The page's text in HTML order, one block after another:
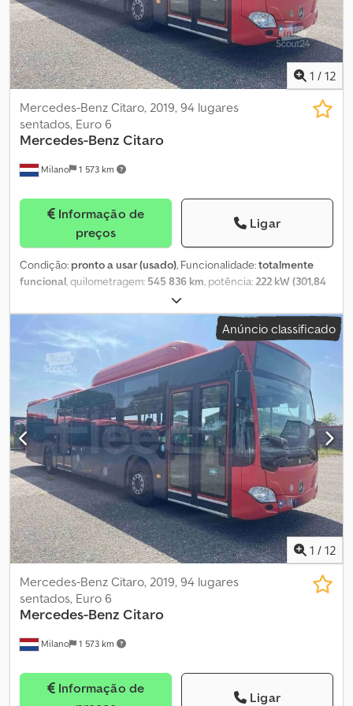
1 / 12
Milano 1 573 km
Mercedes-Benz Citaro, 2019, 94 lugares
sentados, Euro 6
Mercedes-Benz Citaro
Informação de
preços
Ligar
Condição: pronto a usar (usado), Funcionalidade:totalmente
funcional, quilometragem: 545 836 km, potência:222 kW (301,84
, tipo de combustível:
número de lugares:35, número de lugares em pé:59, tipo de
engrenagem:
, configuração de eixo:2 eixos, próxima
inspeção (TÜV): 06/2027 , classe de emissão:Euro 6, tamanho do
pneu:275/70 R22.5, comprimento total: 12 140 mm
, Equipamento:
ABS, adaptado para pessoas com deficiência, aquecedor
estacionário, ar condicionado, controlo de tração , Autocarro
urbano – Mercedes-Benz Citaro Dados técnicos: - Primeira
matrícula: 2019 - Quilometragem: 545.836 km Dcjdpfx Ajzqv Sujanjk
- Lugares: 94 - Norma de emissões: Euro 6 - Combustível: Diesel -
Transmissão: Automática - Potência: 222 kW (302 cv) -
Comprimento: 12,14 m - Eixos: 2 - Motor: Mercedes-Benz -
Inspeção técnica válida até: 17/06/2027 Equipamento: - Ar
condicionado - ABS - ASR - Rampa para cadeiras de rodas -
Monitores - Aquecimento de estacionamento Vendido pela
Fleequid, o mercado europeu de autocarros usados.
Anúncio classificado
1 / 12
Milano 1 573 km
Mercedes-Benz Citaro, 2019, 94 lugares
sentados, Euro 6
Mercedes-Benz Citaro
Informação de
Ligar